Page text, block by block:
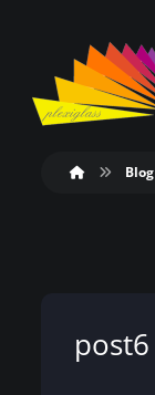
Blog
post6